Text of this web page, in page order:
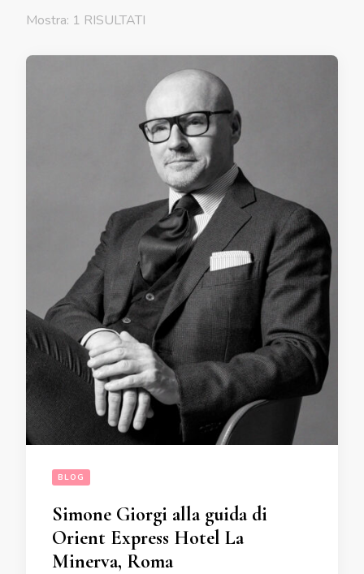
Mostra: 1 RISULTATI
BLOG
Simone Giorgi alla guida di
Orient Express Hotel La
Minerva, Roma